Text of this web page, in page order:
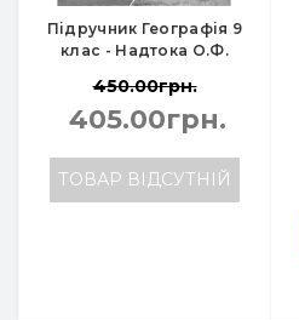
Підручник Географія 9
клас - Надтока О.Ф.
450.00грн.
405.00грн.
ТОВАР ВІДСУТНІЙ